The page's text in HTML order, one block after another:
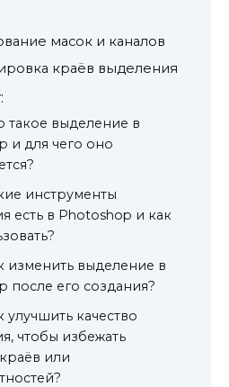
масок и каналов
краёв выделения
такое выделение в
и для чего оно
инструменты
есть в Photoshop и как
изменить выделение в
после его создания?
улучшить качество
чтобы избежать
или